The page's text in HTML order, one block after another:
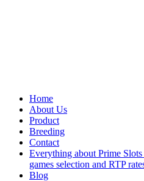
Home
About Us
Product
Breeding
Contact
Everything about Prime
games selection and RTP
Blog